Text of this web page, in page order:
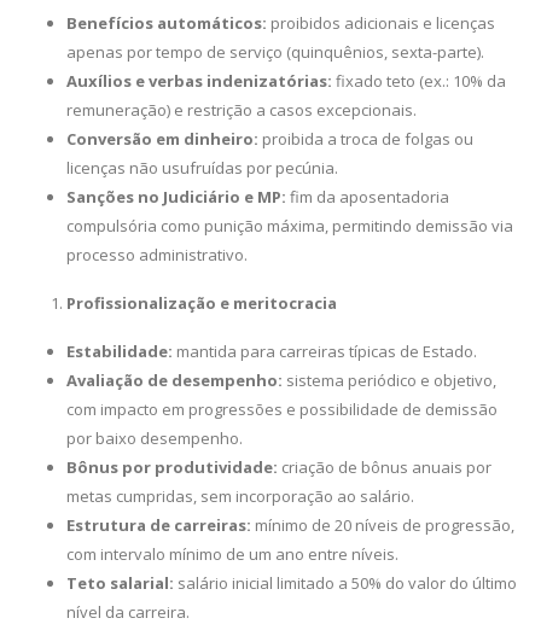
Benefícios automáticos: proibidos adicionais e licenças
apenas por tempo de serviço (quinquênios, sexta-parte).
Auxílios e verbas indenizatórias: fixado teto (ex.: 10% da
remuneração) e restrição a casos excepcionais.
Conversão em dinheiro: proibida a troca de folgas ou
licenças não usufruídas por pecúnia.
Sanções no Judiciário e MP: fim da aposentadoria
compulsória como punição máxima, permitindo demissão via
processo administrativo.
Profissionalização e meritocracia
Estabilidade: mantida para carreiras típicas de Estado.
Avaliação de desempenho: sistema periódico e objetivo,
com impacto em progressões e possibilidade de demissão
por baixo desempenho.
Bônus por produtividade: criação de bônus anuais por
metas cumpridas, sem incorporação ao salário.
Estrutura de carreiras: mínimo de 20 níveis de progressão,
com intervalo mínimo de um ano entre níveis.
Teto salarial: salário inicial limitado a 50% do valor do último
nível da carreira.